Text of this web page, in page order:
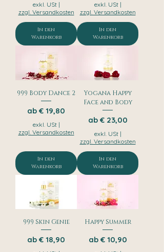
exkl. USt|
zzgl. Versandkosten
In den
Warenkorb
exkl. USt|
zzgl. Versandkosten
In den
Warenkorb
999 Body Dance 2
ab € 19,80
Sale-Preis
exkl. USt|
zzgl. Versandkosten
In den
Warenkorb
Yogana Happy
Face and Body
ab € 23,00
Sale-Preis
exkl. USt|
zzgl. Versandkosten
In den
Warenkorb
999 Skin Genie
ab € 18,90
Sale-Preis
Happy Summer
ab € 10,90
Sale-Preis